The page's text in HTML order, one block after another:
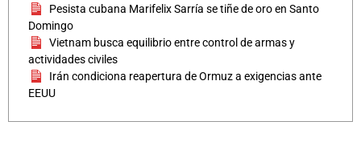
Pesista cubana Marifelix Sarría se tiñe de oro en Santo
Domingo
Vietnam busca equilibrio entre control de armas y
actividades civiles
Irán condiciona reapertura de Ormuz a exigencias ante
EEUU